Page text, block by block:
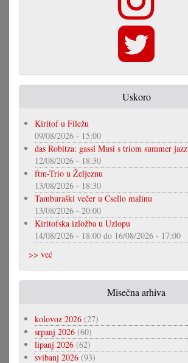
Uskoro
Kiritof u Filežu
09/08/2026 - 15:00
das Robitza: gassl Musi s triom summer jazz
12/08/2026 - 18:30
ftm-Trio u Željeznu
13/08/2026 - 18:30
Tamburaški večer u Csello malinu
13/08/2026 - 20:00
Kiritofska izložba u Uzlopu
14/08/2026 - 18:00 do 16/08/2026 - 17:00
>> već
Misečna arhiva
kolovoz 2026 (27)
srpanj 2026 (60)
lipanj 2026 (62)
svibanj 2026 (93)